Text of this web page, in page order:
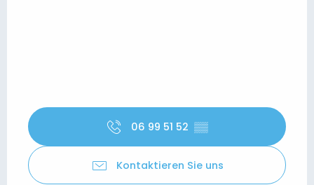
06 99 51 52 ▒▒
Kontaktieren Sie uns